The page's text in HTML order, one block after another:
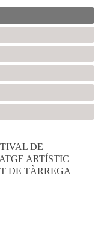
DE
ARTÍSTIC
DE TÀRREGA